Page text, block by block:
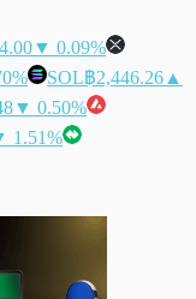
▼ 0.09%
SOL฿2,446.26 ▲
▼ 0.50%
1.51%